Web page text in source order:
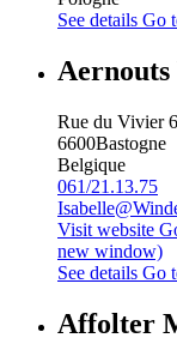
See details Go
Aernouts
Rue du Vivier
6600Bastogne
Belgique
061/21.13.75
Visit website
new window)
See details Go
Affolter